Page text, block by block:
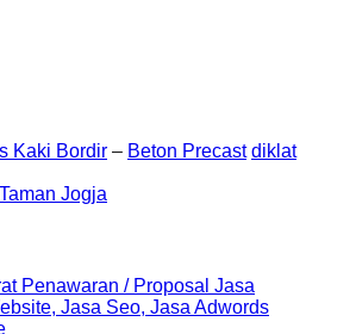
Kaki Bordir – Beton Precast diklat
Jogja
Penawaran / Proposal Jasa
Jasa Seo, Jasa Adwords